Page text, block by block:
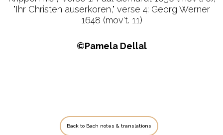
"Ihr Christen auserkoren," verse 4: Georg Werner
1648 (mov't. 11)
©Pamela Dellal
Back to Bach notes & translations